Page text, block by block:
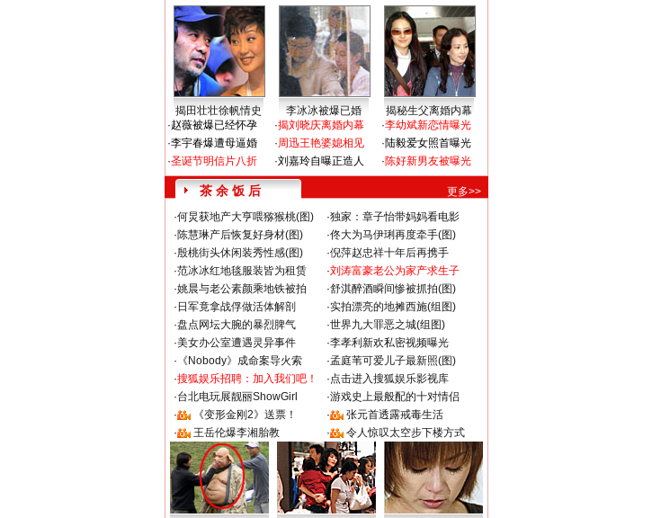
揭田壮壮徐帆情史 李冰冰被爆已婚
揭秘生父离婚内幕
·赵薇被爆已经怀孕
·李宇春爆遭母逼婚
·圣诞节明信片八折
·揭刘晓庆离婚内幕
·周迅王艳婆媳相见
·刘嘉玲自曝正造人
·李幼斌新恋情曝光
·陆毅爱女照首曝光
·陈好新男友被曝光
茶 余 饭 后
更多>>
·何炅获地产大亨喂猕猴桃(图) ·独家：章子怡带妈妈看电影
·陈慧琳产后恢复好身材(图) ·佟大为马伊琍再度牵手(图)
·殷桃街头休闲装秀性感(图) ·倪萍赵忠祥十年后再携手
·范冰冰红地毯服装皆为租赁 ·刘涛富豪老公为家产求生子
·姚晨与老公素颜乘地铁被拍 ·舒淇醉酒瞬间惨被抓拍(图)
· 日军竟拿战俘做活体解剖 ·实拍漂亮的地摊西施(组图)
·盘点网坛大腕的暴烈脾气 ·世界九大罪恶之城(组图)
·美女办公室遭遇灵异事件 ·李孝利新欢私密视频曝光
· 《Nobody》成命案导火索 ·孟庭苇可爱儿子最新照(图)
·搜狐娱乐招聘：加入我们吧！ ·点击进入搜狐娱乐影视库
·台北电玩展靓丽ShowGirl ·游戏史上最般配的十对情侣
·
《变形金刚2》送票！ ·
张元首透露戒毒生活
·
王岳伦爆李湘胎教 · 令人惊叹太空步下楼方式